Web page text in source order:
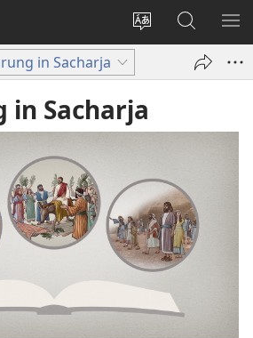
Websitesprache
Anmelden
(öffnet
neues
Fenster)
Suche
in Sacharja
in Sacharja